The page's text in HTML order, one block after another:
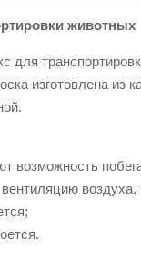
животных
для
изготовлена из
возможность